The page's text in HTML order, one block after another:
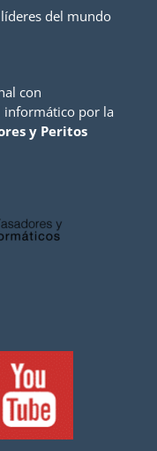
del mundo
con
informático por la
y Peritos